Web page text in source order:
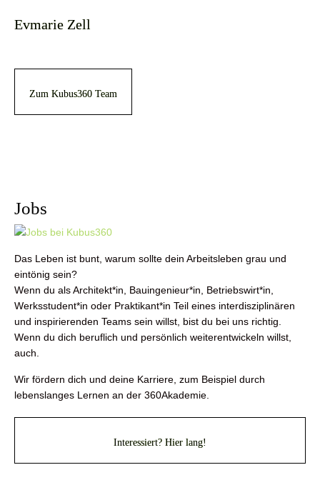
Evmarie Zell
Zum Kubus360 Team
Jobs
Das Leben ist bunt, warum sollte dein Arbeitsleben grau und
eintönig sein?
Wenn du als Architekt*in, Bauingenieur*in, Betriebswirt*in,
Werksstudent*in oder Praktikant*in Teil eines interdisziplinären
und inspirierenden Teams sein willst, bist du bei uns richtig.
Wenn du dich beruflich und persönlich weiterentwickeln willst,
auch.
Wir fördern dich und deine Karriere, zum Beispiel durch
lebenslanges Lernen an der 360Akademie.
Interessiert? Hier lang!